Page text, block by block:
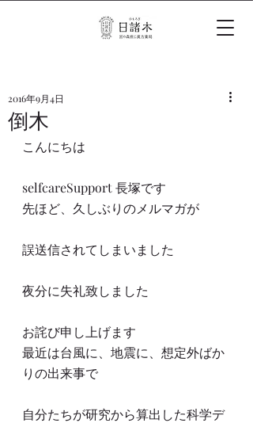
倒木
2016年9月4日
こんにちは
selfcareSupport 長塚です
先ほど、久しぶりのメルマガが
誤送信されてしまいました
夜分に失礼致しました
お詫び申し上げます
最近は台風に、地震に、想定外ばか
りの出来事で
自分たちが研究から算出した科学デ